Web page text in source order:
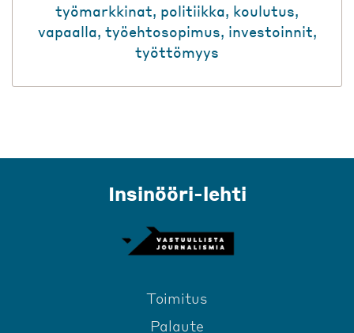
työmarkkinat, politiikka, koulutus,
vapaalla, työehtosopimus, investoinnit,
työttömyys
Insinööri-lehti
Toimitus
Palaute